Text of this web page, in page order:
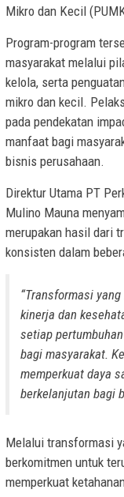
Mikro dan Kecil
Program-program
masyarakat melalui
kelola, serta
mikro dan kecil.
pada pendekatan
manfaat bagi
bisnis perusahaan.
Direktur Utama PT
Mulino Mauna
merupakan hasil dari
konsisten dalam
“Transformasi
kinerja dan
setiap
bagi masyarakat.
memperkuat daya
berkelanjutan bagi
Melalui transformasi
berkomitmen untuk
memperkuat